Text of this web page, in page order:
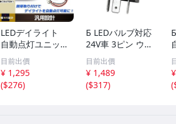
LEDデイライト
自動点灯ユニット
減光機能付き 12V
車専用 エンジン
ON連動 ポジショ
ン フォグランプ
目前出價
¥ 1,295
($276)
Б LEDバルブ対応
24V車 3ピン ウイ
ンカーリレー 速
度調整 無段階調
整可能 カチカチ
音内蔵 スピーカ
目前出價
¥ 1,489
($317)
(